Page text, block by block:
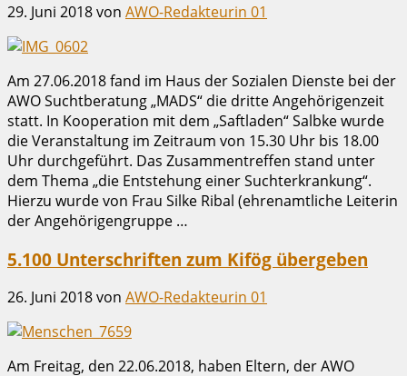
29. Juni 2018von AWO-Redakteurin 01
Am 27.06.2018 fand im Haus der Sozialen Dienste bei der
AWO Suchtberatung „MADS“ die dritte Angehörigenzeit
statt. In Kooperation mit dem „Saftladen“ Salbke wurde
die Veranstaltung im Zeitraum von 15.30 Uhr bis 18.00
Uhr durchgeführt. Das Zusammentreffen stand unter
dem Thema „die Entstehung einer Suchterkrankung“.
Hierzu wurde von Frau Silke Ribal (ehrenamtliche Leiterin
der Angehörigengruppe …
5.100 Unterschriften zum Kifög übergeben
26. Juni 2018von AWO-Redakteurin 01
Am Freitag, den 22.06.2018, haben Eltern, der AWO